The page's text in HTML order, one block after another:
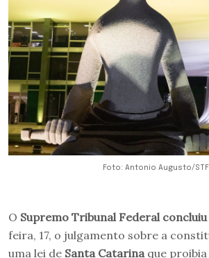
Foto: Antonio Augusto/STF
O Supremo Tribunal Federal concluiu
feira, 17, o julgamento sobre a
uma lei de Santa Catarinaque